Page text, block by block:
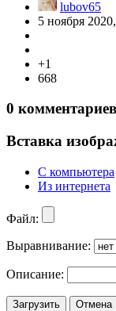
lubov65
5 ноября
+1
668
0 комментариев
Вставка
С компьютера
Из интернета
Файл:
Выравнивание:
Описание:
Загрузить Отмена